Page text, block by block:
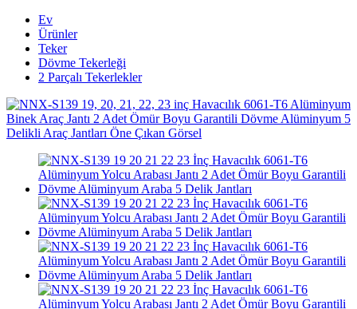
Ev
Ürünler
Teker
Dövme Tekerleği
2 Parçalı Tekerlekler